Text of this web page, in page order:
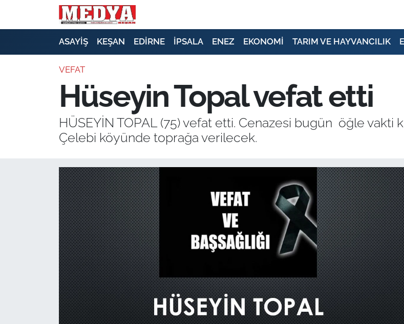
ASAYİŞ KEŞAN EDİRNE İPSALA ENEZ EKONOMİ TARIM VE HAYVANCILIK
VEFAT
Hüseyin Topal vefat etti
HÜSEYİN TOPAL (75) vefat etti. Cenazesi bugün öğle vakti
Çelebi köyünde toprağa verilecek.
E-GAZETE
SİYASET
GÜNDEM
EKONOMİ
SAĞLIK
EĞİTİM
TARIM VE HAYVANCILIK
KÜLTÜR SANAT
RESMİ İLAN